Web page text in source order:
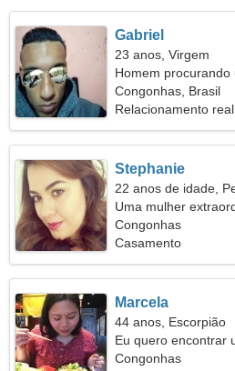
Gabriel
23 anos, Virgem
Homem
Congonhas, Brasil
Relacionamento real
Stephanie
22 anos de idade,
Uma mulher
homem
Congonhas
Casamento
Marcela
44 anos, Escorpião
Eu quero encontrar
Congonhas